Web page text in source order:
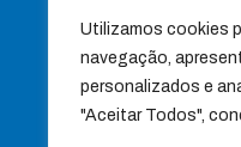
Utilizamos cookies
navegação,
personalizados e
"Aceitar Todos",